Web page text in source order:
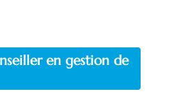
en gestion de